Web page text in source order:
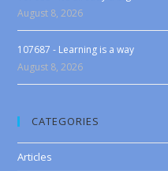
August 8, 2026
107687 - Learning is a way
August 8, 2026
CATEGORIES
Articles